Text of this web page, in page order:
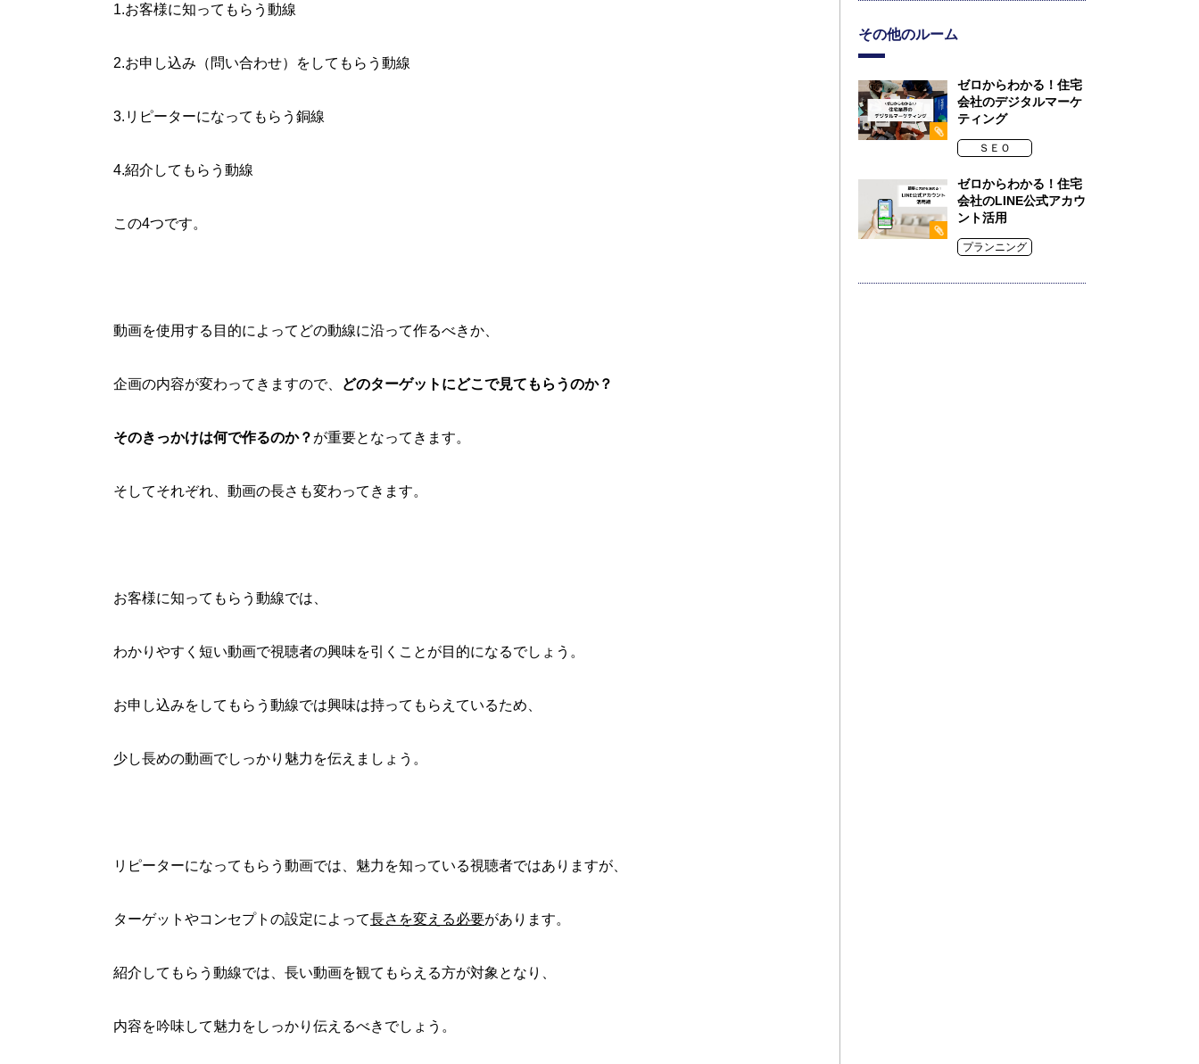
1.お客様に知ってもらう動線
2.お申し込み（問い合わせ）をしてもらう動線
3.リピーターになってもらう銅線
4.紹介してもらう動線
この4つです。
動画を使用する目的によってどの動線に沿って作るべきか、
企画の内容が変わってきますので、 どのターゲットにどこで見てもらうのか？
そのきっかけは何で作るのか？ が重要となってきます。
そしてそれぞれ、動画の長さも変わってきます。
お客様に知ってもらう動線では、
わかりやすく短い動画で視聴者の興味を引くことが目的になるでしょう。
お申し込みをしてもらう動線では興味は持ってもらえているため、
少し長めの動画でしっかり魅力を伝えましょう。
リピーターになってもらう動画では、魅力を知っている視聴者ではありますが、
ターゲットやコンセプトの設定によって長さを変える必要があります。
紹介してもらう動線では、長い動画を観てもらえる方が対象となり、
内容を吟味して魅力をしっかり伝えるべきでしょう。
その他のルーム
ゼロからわかる！住宅
会社のデジタルマーケ
ティング
ＳＥＯ
ゼロからわかる！住宅
会社のLINE公式アカウ
ント活用
プランニング